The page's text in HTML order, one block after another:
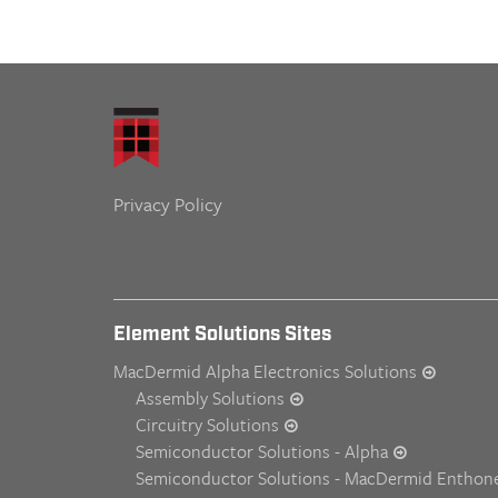
Privacy Policy
Element Solutions Sites
MacDermid Alpha Electronics Solutions
Assembly Solutions
Circuitry Solutions
Semiconductor Solutions - Alpha
Semiconductor Solutions - MacDermid